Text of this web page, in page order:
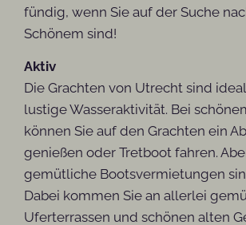
fündig, wenn Sie auf der Suche
Schönem sind!
Aktiv
Die Grachten von Utrecht sind
lustige Wasseraktivität. Bei
können Sie auf den Grachten ein
genießen oder Tretboot fahren.
gemütliche Bootsvermietungen
Dabei kommen Sie an allerlei
Uferterrassen und schönen alten